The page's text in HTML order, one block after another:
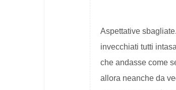
Aspettative
invecchiati tutti
che andasse come
allora neanche da